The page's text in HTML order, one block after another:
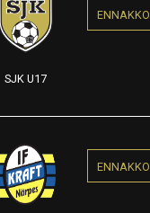
SJK U17
ENNAKKO
ENNAKKO